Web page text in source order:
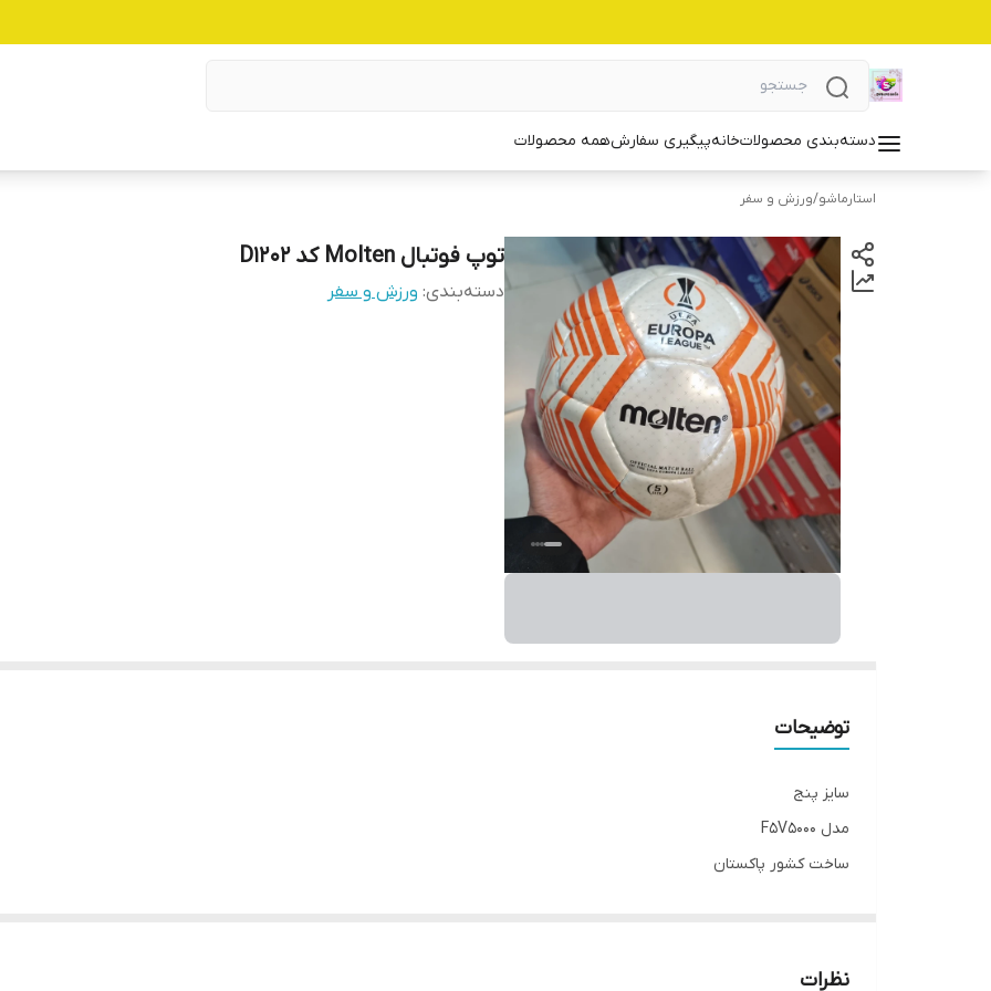
دسته‌بندی محصولاتخانهپیگیری سفارشهمه محصولات
استارماشو/ورزش و سفر
توپ فوتبال Molten کد D1202
دسته‌بندی: ورزش و سفر
توضیحات
سایز پنج
مدل F5V5000
ساخت کشور پاکستان
* دارای سایت و نماد اعتماد الکترونیک(اینماد)
نظرات